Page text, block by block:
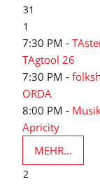
31
1
7:30 PM -
TAgtool 26
7:30 PM -
ORDA
8:00 PM -
Apricity
MEHR...
2